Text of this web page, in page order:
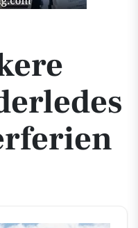
sommerferien i år